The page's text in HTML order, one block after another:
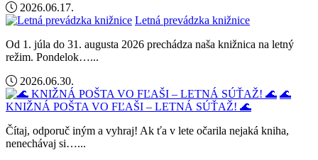
2026.06.17.
Letná prevádzka knižnice
Od 1. júla do 31. augusta 2026 prechádza naša knižnica na letný
režim. Pondelok…...
2026.06.30.
🌊
KNIŽNÁ POŠTA VO FĽAŠI – LETNÁ SÚŤAŽ! 🌊
Čítaj, odporuč iným a vyhraj! Ak ťa v lete očarila nejaká kniha,
nenechávaj si…...